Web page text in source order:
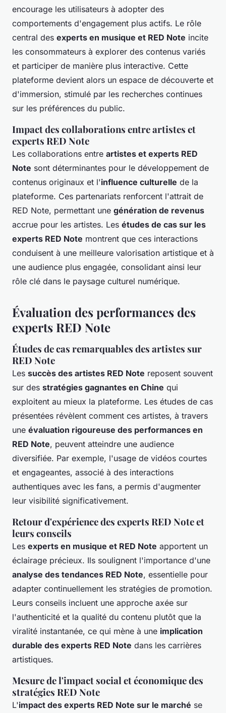
encourage les utilisateurs à adopter des
comportements d'engagement plus actifs. Le rôle
central des experts en musique et RED Note incite
les consommateurs à explorer des contenus variés
et participer de manière plus interactive. Cette
plateforme devient alors un espace de découverte et
d'immersion, stimulé par les recherches continues
sur les préférences du public.
Impact des collaborations entre artistes et
experts RED Note
Les collaborations entre artistes et experts RED
Note sont déterminantes pour le développement de
contenus originaux et l'influence culturelle de la
plateforme. Ces partenariats renforcent l'attrait de
RED Note, permettant une génération de revenus
accrue pour les artistes. Les études de cas sur les
experts RED Note montrent que ces interactions
conduisent à une meilleure valorisation artistique et à
une audience plus engagée, consolidant ainsi leur
rôle clé dans le paysage culturel numérique.
Évaluation des performances des
experts RED Note
Études de cas remarquables des artistes sur
RED Note
Les succès des artistes RED Note reposent souvent
sur des stratégies gagnantes en Chine qui
exploitent au mieux la plateforme. Les études de cas
présentées révèlent comment ces artistes, à travers
une évaluation rigoureuse des performances en
RED Note, peuvent atteindre une audience
diversifiée. Par exemple, l'usage de vidéos courtes
et engageantes, associé à des interactions
authentiques avec les fans, a permis d'augmenter
leur visibilité significativement.
Retour d'expérience des experts RED Note et
leurs conseils
Les experts en musique et RED Note apportent un
éclairage précieux. Ils soulignent l'importance d'une
analyse des tendances RED Note, essentielle pour
adapter continuellement les stratégies de promotion.
Leurs conseils incluent une approche axée sur
l'authenticité et la qualité du contenu plutôt que la
viralité instantanée, ce qui mène à une implication
durable des experts RED Note dans les carrières
artistiques.
Mesure de l'impact social et économique des
stratégies RED Note
L'impact des experts RED Note sur le marché se